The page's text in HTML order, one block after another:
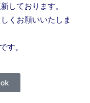
しております。
くお願いいたしま
す。